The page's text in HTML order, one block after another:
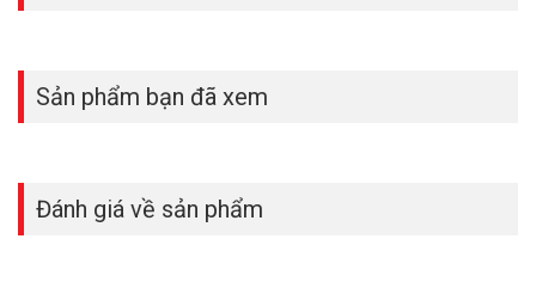
Sản phẩm bạn đã xem
Đánh giá về sản phẩm